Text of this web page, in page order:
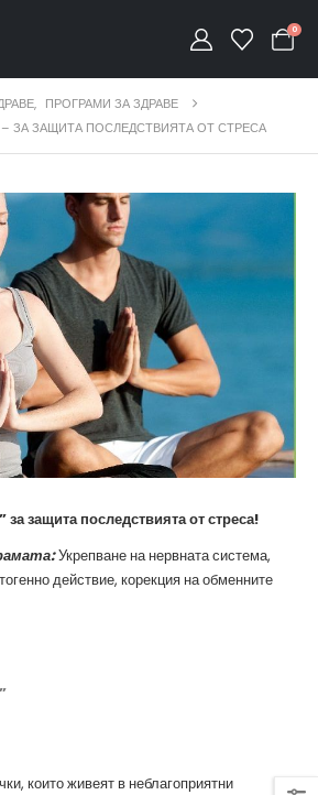
0
, ПРОГРАМИ ЗА ЗДРАВЕ
– ЗА ЗАЩИТА ПОСЛЕДСТВИЯТА ОТ СТРЕСА
защита последствията от стреса!
Укрепване на нервната система,
действие, корекция на обменните
които живеят в неблагоприятни